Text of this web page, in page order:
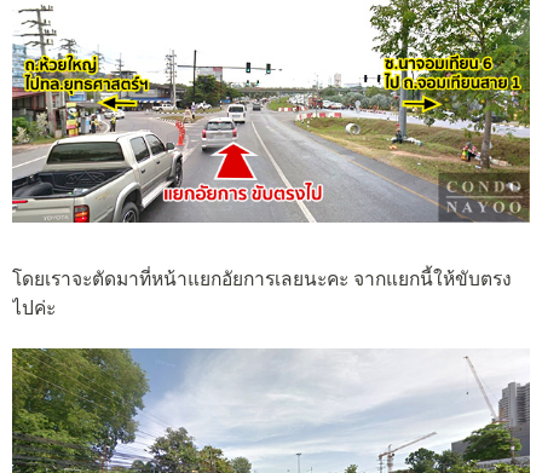
โดยเราจะตัดมาที่หน้าแยกอัยการเลยนะคะ จากแยกนี้ให้ขับตรง
ไปค่ะ